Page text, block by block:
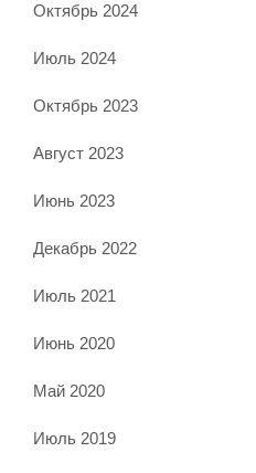
Октябрь 2024
Июль 2024
Октябрь 2023
Август 2023
Июнь 2023
Декабрь 2022
Июль 2021
Июнь 2020
Май 2020
Июль 2019